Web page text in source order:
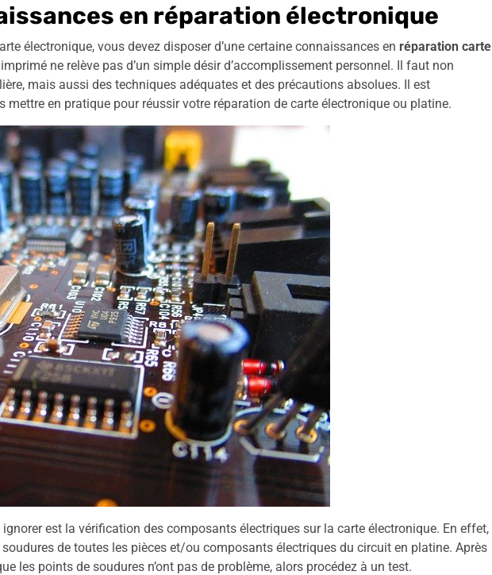
en réparation électronique
électronique, vous devez disposer d’une certaine connaissances en réparation carte
ne relève pas d’un simple désir d’accomplissement personnel. Il faut non
mais aussi des techniques adéquates et des précautions absolues. Il est
mettre en pratique pour réussir votre réparation de carte électronique ou platine.
ignorer est la vérification des composants électriques sur la carte électronique. En effet,
de toutes les pièces et/ou composants électriques du circuit en platine. Après
les points de soudures n’ont pas de problème, alors procédez à un test.